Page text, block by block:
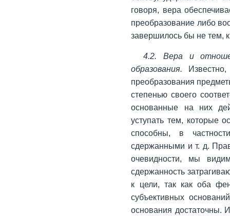
говоря, вера
преобразование либо
завершилось бы не тем,
4.2. Вера и
образования.
преобразования
степенью своего
основанные на них
уступать тем, которые
способны, в
сдержанными и т. д.
очевидности, мы
сдержанность
к цели, так как оба
субъективных
основания достаточны.